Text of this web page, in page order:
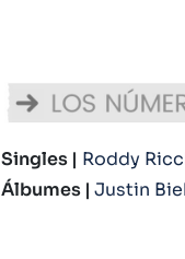
Singles | Roddy
Álbumes | Justin